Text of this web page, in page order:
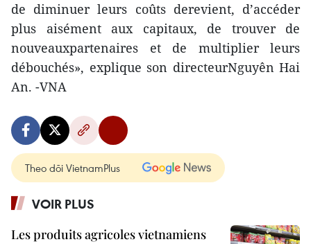
de diminuer leurs coûts derevient, d’accéder
plus aisément aux capitaux, de trouver de
nouveauxpartenaires et de multiplier leurs
débouchés», explique son directeurNguyên Hai
An. -VNA
Theo dõi VietnamPlus
VOIR PLUS
Les produits agricoles vietnamiens